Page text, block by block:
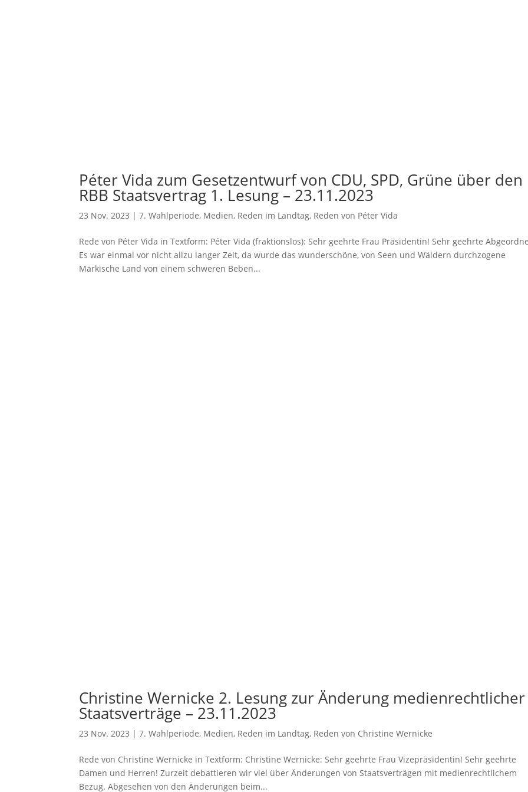
Péter Vida zum Gesetzentwurf von CDU, SPD, Grüne über den
RBB Staatsvertrag 1. Lesung – 23.11.2023
23 Nov. 2023 |7. Wahlperiode, Medien, Reden im Landtag, Reden von Péter Vida
Rede von Péter Vida in Textform: Péter Vida (fraktionslos): Sehr geehrte Frau Präsidentin! Sehr geehrte
Es war einmal vor nicht allzu langer Zeit, da wurde das wunderschöne, von Seen und Wäldern durchzogene
Märkische Land von einem schweren Beben...
Christine Wernicke 2. Lesung zur Änderung medienrechtlicher
Staatsverträge – 23.11.2023
23 Nov. 2023 |7. Wahlperiode, Medien, Reden im Landtag, Reden von Christine Wernicke
Rede von Christine Wernicke in Textform: Christine Wernicke: Sehr geehrte Frau Vizepräsidentin! Sehr geehrte
Damen und Herren! Zurzeit debattieren wir viel über Änderungen von Staatsverträgen mit medienrechtlichem
Bezug. Abgesehen von den Änderungen beim...